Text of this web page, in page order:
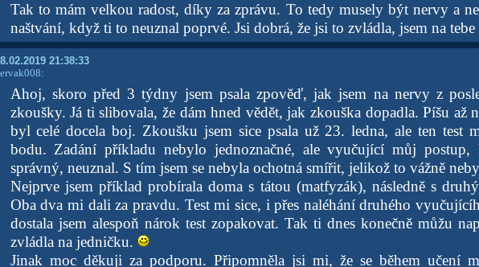
Tak to mám velkou radost, díky za zprávu. To tedy musely být nervy a
naštvání, když ti to neuznal poprvé. Jsi dobrá, že jsi to zvládla, jsem na tebe
21:38:33
Ahoj, skoro před 3 týdny jsem psala zpověď, jak jsem na nervy z
zkoušky. Já ti slibovala, že dám hned vědět, jak zkouška dopadla. Píšu až
byl celé docela boj. Zkoušku jsem sice psala už 23. ledna, ale ten test
bodu. Zadání příkladu nebylo jednoznačné, ale vyučující můj
správný, neuznal. S tím jsem se nebyla ochotná smířit, jelikož to vážně
Nejprve jsem příklad probírala doma s tátou (matfyzák), následně s
Oba dva mi dali za pravdu. Test mi sice, i přes naléhání druhého
dostala jsem alespoň nárok test zopakovat. Tak ti dnes konečně můžu
zvládla na jedničku.
Jinak moc děkuji za podporu. Připomněla jsi mi, že se během učení